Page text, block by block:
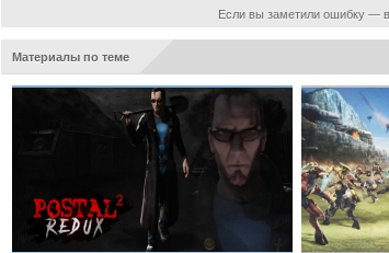
Если вы заметили ошибку —
Материалы по теме